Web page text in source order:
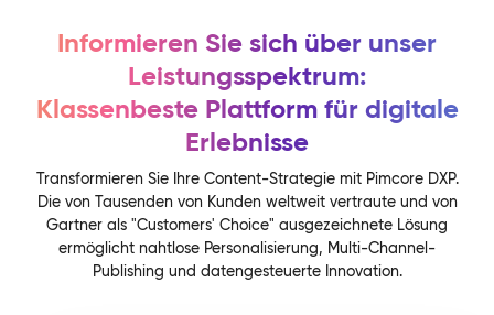
Informieren Sie sich über unser
Leistungsspektrum:
Klassenbeste Plattform für digitale
Erlebnisse
Transformieren Sie Ihre Content-Strategie mit Pimcore DXP.
Die von Tausenden von Kunden weltweit vertraute und von
Gartner als "Customers' Choice" ausgezeichnete Lösung
ermöglicht nahtlose Personalisierung, Multi-Channel-
Publishing und datengesteuerte Innovation.